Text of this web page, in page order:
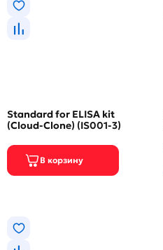
Standard for ELISA kit
(Cloud-Clone) (IS001-3)